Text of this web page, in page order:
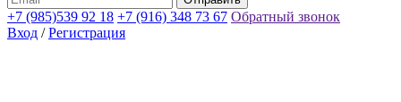
+7 (985)539 92 18 +7 (916) 348 73 67 Обратный звонок
Вход / Регистрация